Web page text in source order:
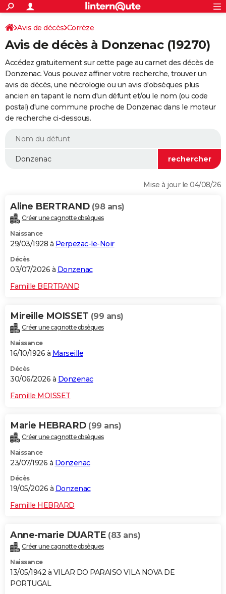
ACTUALITÉS
Politique
Société
Faits Divers
Education
Monde
Villes
+
SPORT
Coupe du monde 2026
Football
Tennis
Cyclisme
Rugby
Forum
Programme TV
TNT
Streaming
Cinéma
Sorties cinéma
Musique
+
FINANCE
Retraite
Impôts
Epargne
Immobilier
Risques naturels par ville
Banque
Assurance
Crédit
AUTO
Essais
Réserver un essai
Citadines
Berlines
SUV
Forum auto
+
HIGH-TECH
BRICOLAGE
WEEK-END
Alimentation
Guide de la santé
Maladies
Médicaments
Sommeil
VOYAGE
Destinations
City break
Voyage nature
Voyage de noces
Forum
Climat
+PHOTO
GUIDES D'ACHAT
Carte de Noël
Carte Bonne année
Carte Saint-Valentin
Carte Pâques
Carte d'anniversaire
DICTIONNAIRE
Dictionnaire
Biographies
Citations
Expressions
Proverbes
PROGRAMME TV
S'inscrire
Se connecter
Lycées
Collèges
Primaires
Universités
Entreprises
Service militaire
Avis de recherche
AVIS DE DÉCÈS
FORUM
Bricolage
Lifestyle
Culture
Television
Voyage
Avis de décès Corrèze
Avis de décès à Donzenac (19270)
Accédez gratuitement sur cette page au carnet des décès de
Donzenac. Vous pouvez affiner votre recherche, trouver un
avis de décès, une nécrologie ou un avis d'obsèques plus
ancien en tapant le nom d'un défunt et/ou le nom (ou code
postal) d'une commune proche de Donzenac dans le moteur
de recherche ci-dessous.
Mise à jour le 04/08/26
Aline BERTRAND (98 ans)
Créer une cagnotte obsèques
Naissance
29/03/1928 à Perpezac-le-Noir
Décès
03/07/2026 à Donzenac
Famille BERTRAND
Mireille MOISSET (99 ans)
Créer une cagnotte obsèques
Naissance
16/10/1926 à Marseille
Décès
30/06/2026 à Donzenac
Famille MOISSET
Marie HEBRARD (99 ans)
Créer une cagnotte obsèques
Naissance
23/07/1926 à Donzenac
Décès
19/05/2026 à Donzenac
Famille HEBRARD
Anne-marie DUARTE (83 ans)
Créer une cagnotte obsèques
Naissance
13/05/1942 à VILAR DO PARAISO VILA NOVA DE
PORTUGAL